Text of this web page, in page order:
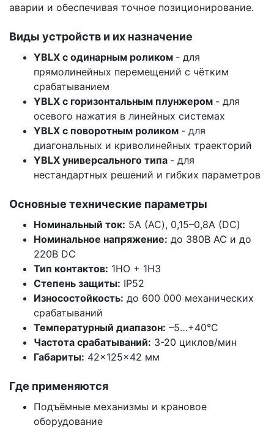
аварии и обеспечивая точное позиционирование.
Виды устройств и их назначение
YBLX с одинарным роликом - для
прямолинейных перемещений с чётким
срабатыванием
YBLX с горизонтальным плунжером - для
осевого нажатия в линейных системах
YBLX с поворотным роликом - для
диагональных и криволинейных траекторий
YBLX универсального типа - для
нестандартных решений и гибких параметров
Основные технические параметры
Номинальный ток: 5А (AC), 0,15–0,8А (DC)
Номинальное напряжение: до 380В AC и до
220В DC
Тип контактов: 1НО + 1НЗ
Степень защиты: IP52
Износостойкость: до 600 000 механических
срабатываний
Температурный диапазон: –5…+40°C
Частота срабатываний: 3-20 циклов/мин
Габариты: 42×125×42 мм
Где применяются
Подъёмные механизмы и крановое
оборудование